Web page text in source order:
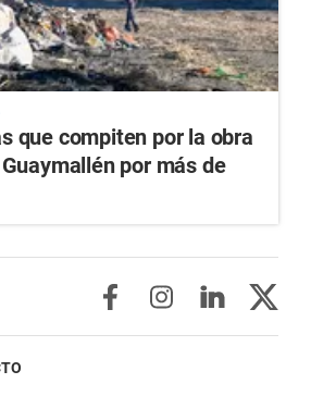
que compiten por la obra
por más de